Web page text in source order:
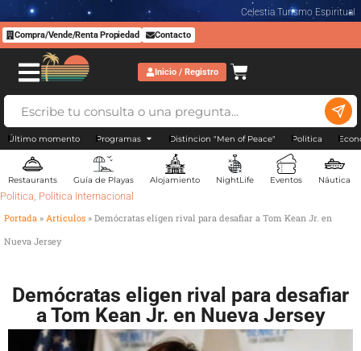
Celestia Turismo Espiritual
Compra/Vende/Renta Propiedad Contacto
Inicio / Registro
Último momento Programas Distincion "Men of Peace" Politica
Restaurants Guía de Playas Alojamiento NightLife Eventos Náutica
Politica, Politica Internacional
Portada » Artículos » Demócratas eligen rival para desafiar a Tom Kean Jr. en
Nueva Jersey
Demócratas eligen rival para desafiar
a Tom Kean Jr. en Nueva Jersey